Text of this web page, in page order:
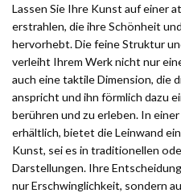
Lassen Sie Ihre Kunst auf einer
erstrahlen, die ihre Schönheit
hervorhebt. Die feine Struktur
verleiht Ihrem Werk nicht nur
auch eine taktile Dimension, die
anspricht und ihn förmlich dazu
berühren und zu erleben. In
erhältlich, bietet die Leinwand
Kunst, sei es in traditionellen
Darstellungen. Ihre
nur Erschwinglichkeit, sondern